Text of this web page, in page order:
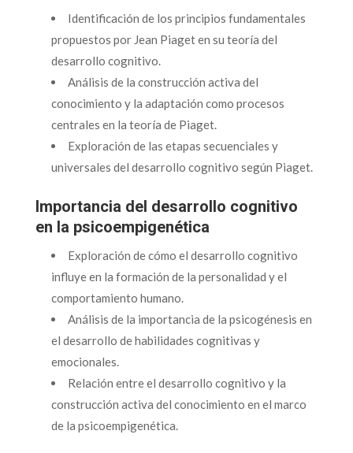
Identificación de los principios fundamentales
propuestos por Jean Piaget en su teoría del
desarrollo cognitivo.
Análisis de la construcción activa del
conocimiento y la adaptación como procesos
centrales en la teoría de Piaget.
Exploración de las etapas secuenciales y
universales del desarrollo cognitivo según Piaget.
Importancia del desarrollo cognitivo
en la psicoempigenética
Exploración de cómo el desarrollo cognitivo
influye en la formación de la personalidad y el
comportamiento humano.
Análisis de la importancia de la psicogénesis en
el desarrollo de habilidades cognitivas y
emocionales.
Relación entre el desarrollo cognitivo y la
construcción activa del conocimiento en el marco
de la psicoempigenética.